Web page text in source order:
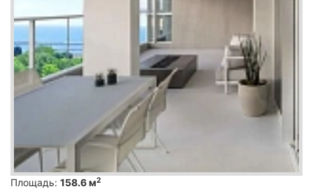
Площадь: 158.6 м2